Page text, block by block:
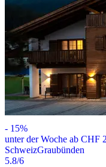
- 15%
unter der Woche ab CHF
SchweizGraubünden
5.8/6